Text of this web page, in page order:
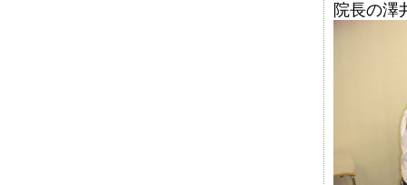
院長の澤